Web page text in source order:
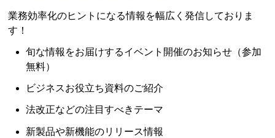
業務効率化のヒントになる情報を幅広く発信しておりま
す！
旬な情報をお届けするイベント開催のお知らせ（参加
無料）
ビジネスお役立ち資料のご紹介
法改正などの注目すべきテーマ
新製品や新機能のリリース情報